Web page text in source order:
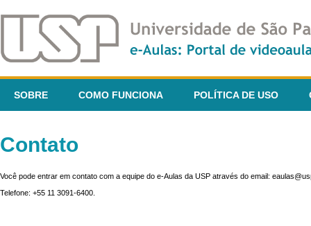
SOBRE COMO FUNCIONA POLÍTICA DE USO
Contato
Você pode entrar em contato com a equipe do e-Aulas da USP através do email:
Telefone: +55 11 3091-6400.